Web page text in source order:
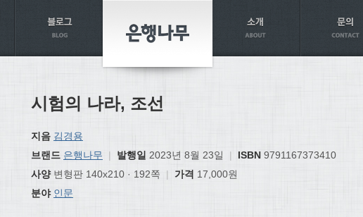
시험의 나라, 조선
지음 김경용
브랜드 은행나무 | 발행일 2023년 8월 23일 | ISBN 9791167373410
사양변형판 140x210 · 192쪽 | 가격 17,000원
분야 인문